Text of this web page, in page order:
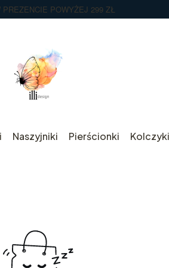
PREZENCIE POWYŻEJ 299 ZŁ
Naszyjniki Pierścionki Kolczyki